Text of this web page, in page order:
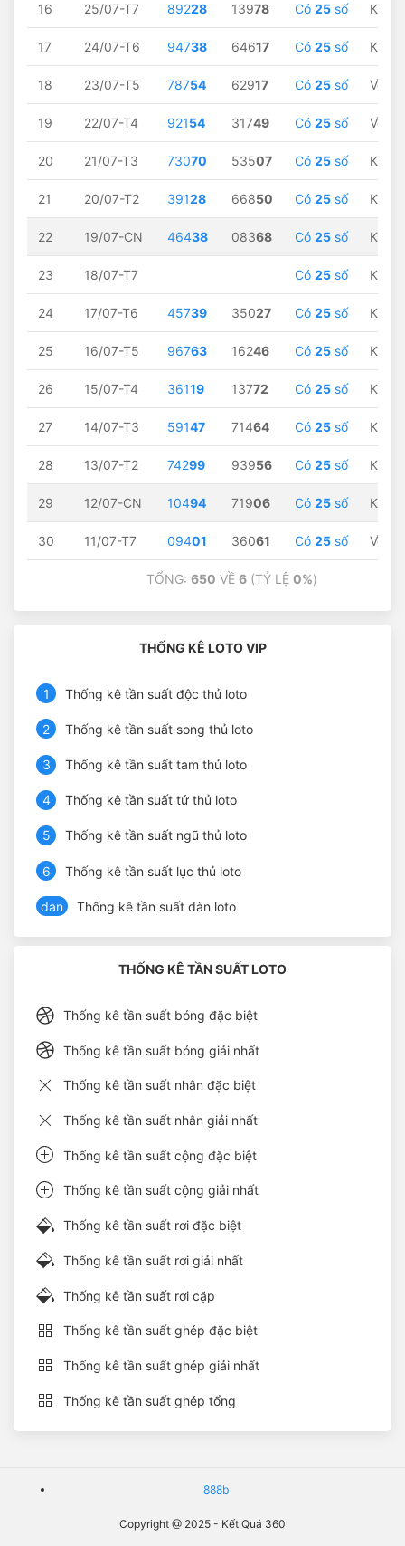
16 25/07-T7 89228 13978 Có 25 số
17 24/07-T6 94738 64617 Có 25 số
18 23/07-T5 78754 62917 Có 25 số Về
19 22/07-T4 92154 31749 Có 25 số Về
20 21/07-T3 73070 53507 Có 25 số
21 20/07-T2 39128 66850 Có 25 số
22 19/07-CN 46438 08368 Có 25 số
23 18/07-T7 Có 25 số
24 17/07-T6 45739 35027 Có 25 số
25 16/07-T5 96763 16246 Có 25 số
26 15/07-T4 36119 13772 Có 25 số
27 14/07-T3 59147 71464 Có 25 số
28 13/07-T2 74299 93956 Có 25 số
29 12/07-CN 10494 71906 Có 25 số
30 11/07-T7 09401 36061 Có 25 số Về
TỔNG: 650 VỀ 6 (TỶ LỆ 0%)
THỐNG KÊ LOTO VIP
1 Thống kê tần suất độc thủ loto
2 Thống kê tần suất song thủ loto
3 Thống kê tần suất tam thủ loto
4 Thống kê tần suất tứ thủ loto
5 Thống kê tần suất ngũ thủ loto
6 Thống kê tần suất lục thủ loto
dàn Thống kê tần suất dàn loto
THỐNG KÊ TẦN SUẤT LOTO
Thống kê tần suất bóng đặc biệt
Thống kê tần suất bóng giải nhất
Thống kê tần suất nhân đặc biệt
Thống kê tần suất nhân giải nhất
Thống kê tần suất cộng đặc biệt
Thống kê tần suất cộng giải nhất
Thống kê tần suất rơi đặc biệt
Thống kê tần suất rơi giải nhất
Thống kê tần suất rơi cặp
Thống kê tần suất ghép đặc biệt
Thống kê tần suất ghép giải nhất
Thống kê tần suất ghép tổng
888b
Copyright @ 2025 - Kết Quả 360